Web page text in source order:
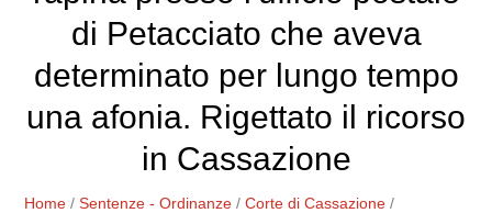
di Petacciato che aveva
determinato per lungo tempo
una afonia. Rigettato il ricorso
in Cassazione
Home /Sentenze - Ordinanze /Corte di Cassazione /